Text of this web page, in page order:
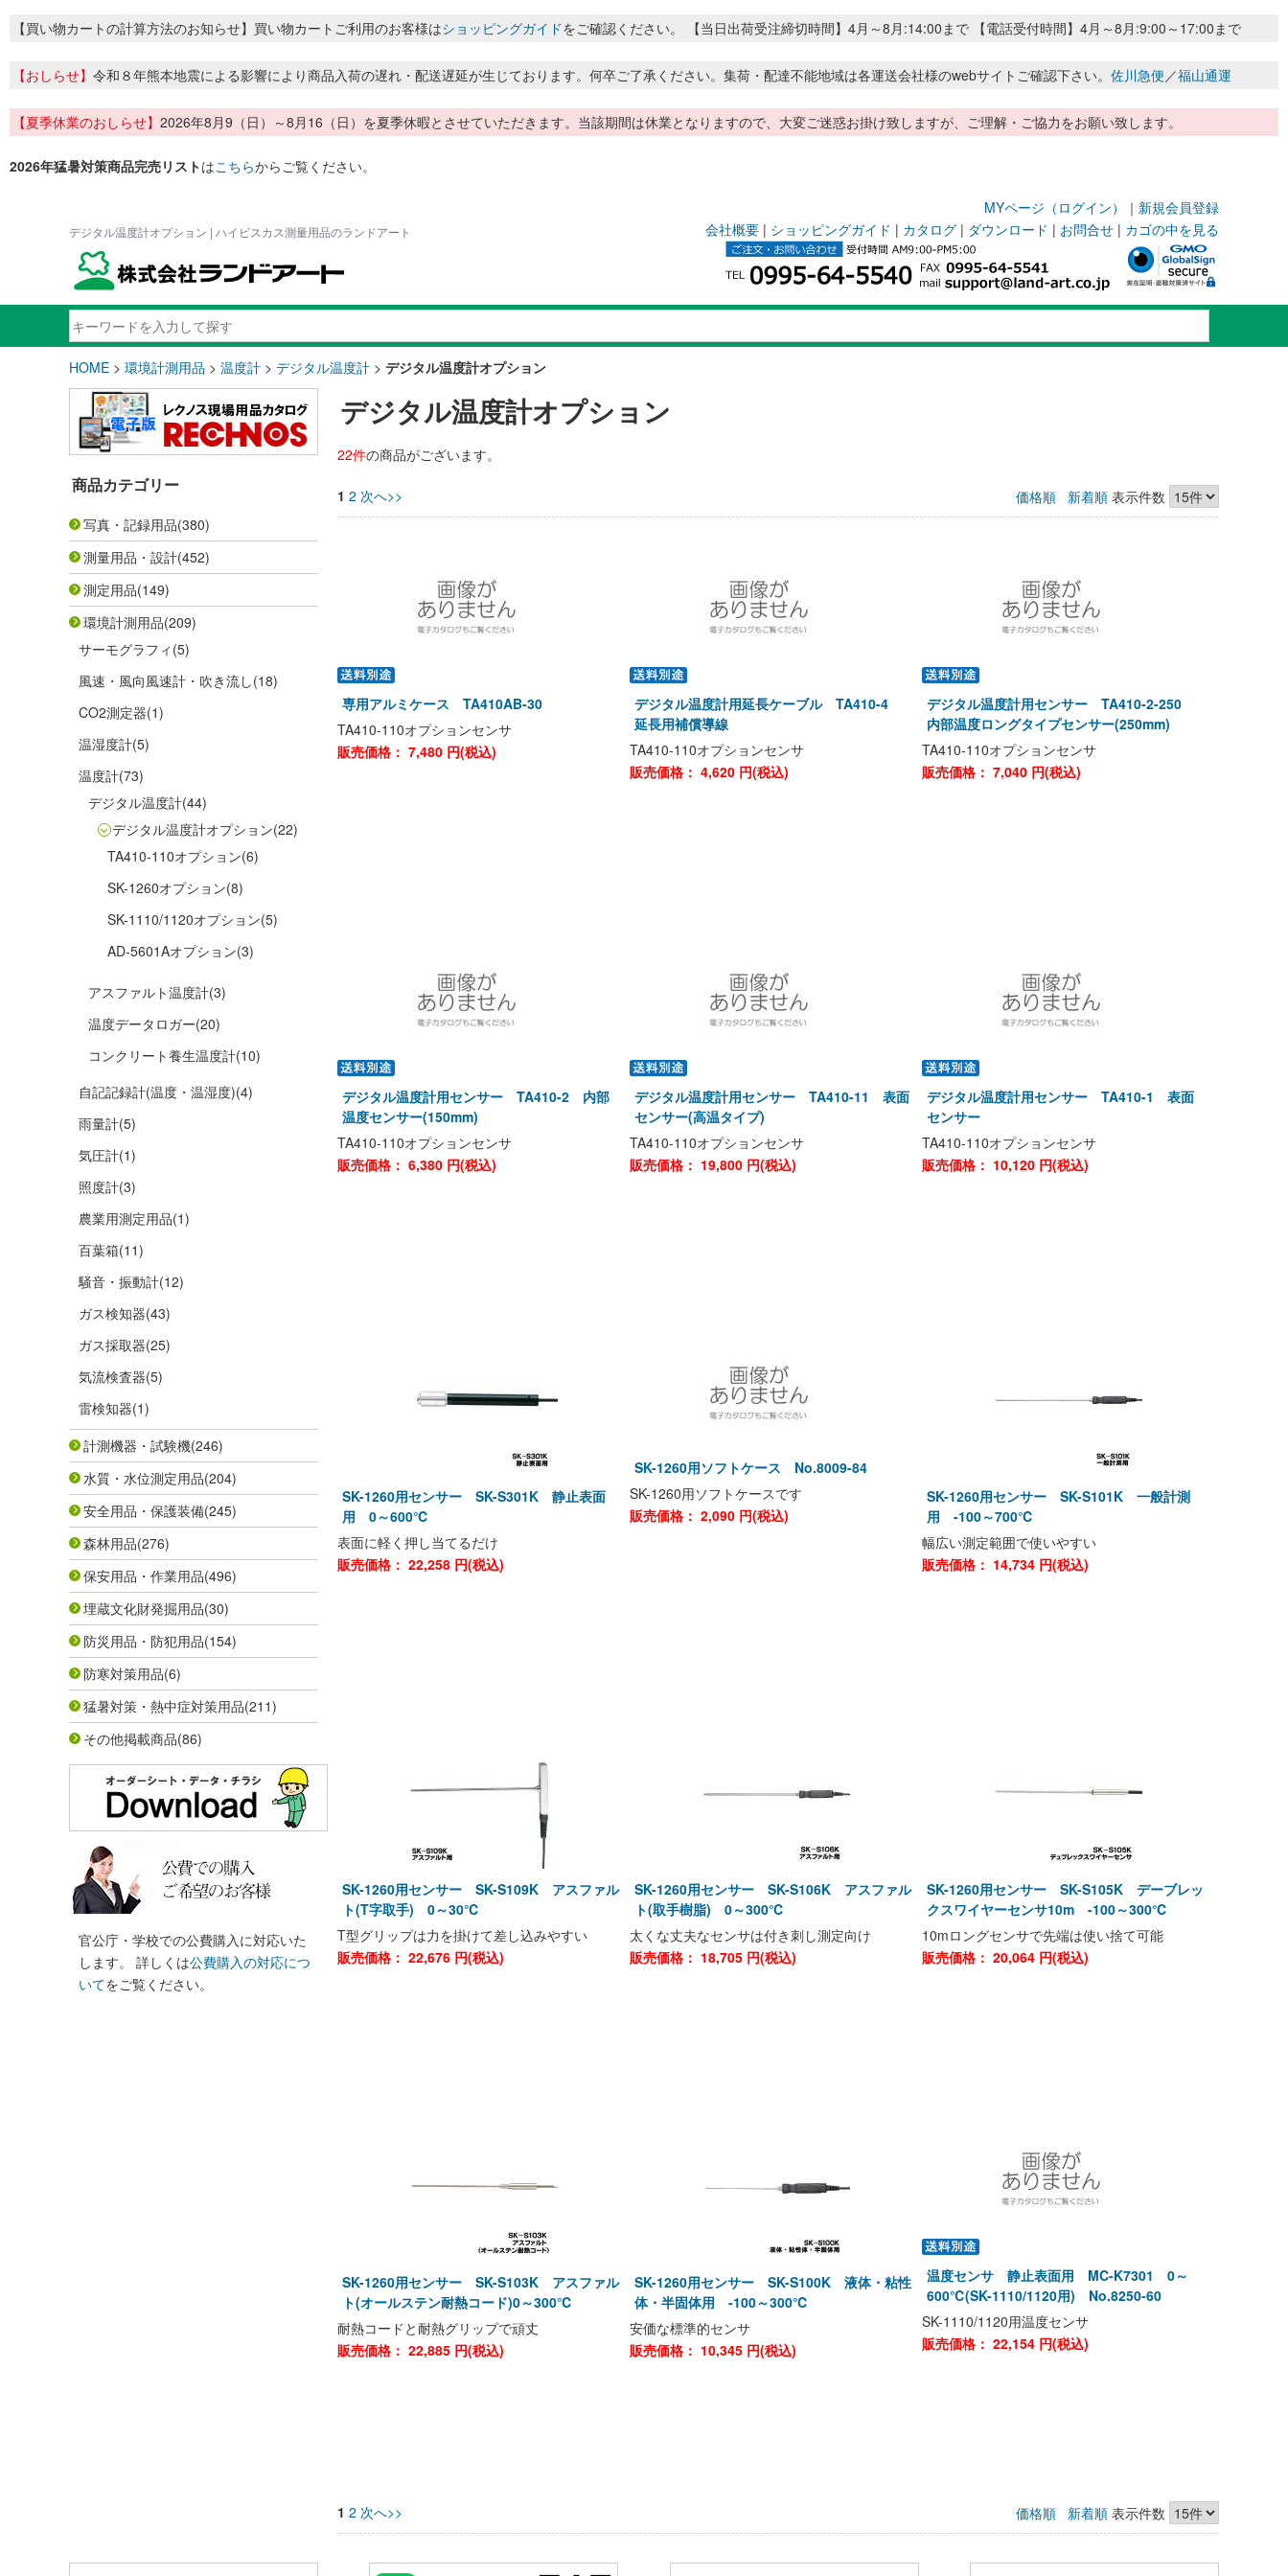
【買い物カートの計算方法のお知らせ】買い物カートご利用のお客様はショッピングガイドをご確認ください。 【当日出荷受注締切時間】4月～8月:14:00まで 【電話受付時間】4月～8月:9:00～17:00まで
【おしらせ】 令和８年熊本地震による影響により商品入荷の遅れ・配送遅延が生じております。何卒ご了承ください。集荷・配達不能地域は各運送会社様のwebサイトご確認下さい。 佐川急便／福山通運
【夏季休業のおしらせ】 2026年8月9（日）～8月16（日）を夏季休暇とさせていただきます。当該期間は休業となりますので、大変ご迷惑お掛け致しますが、ご理解・ご協力をお願い致します。
2026年猛暑対策商品完売リストはこちらからご覧ください。
MYページ（ログイン） ｜ 新規会員登録
デジタル温度計オプション | ハイビスカス測量用品のランドアート 会社概要 | ショッピングガイド | カタログ | ダウンロード | お問合せ | カゴの中を見る
HOME > 環境計測用品 > 温度計 > デジタル温度計 > デジタル温度計オプション
商品カテゴリー
写真・記録用品(380)
測量用品・設計(452)
測定用品(149)
環境計測用品(209)
サーモグラフィ (5)
風速・風向風速計・吹き流し(18)
CO2測定器(1)
温湿度計(5)
温度計(73)
デジタル温度計(44)
デジタル温度計オプション(22)
TA410-110オプション(6)
SK-1260オプション(8)
SK-1110/1120オプション(5)
AD-5601Aオプション(3)
アスファルト温度計(3)
温度データロガー(20)
コンクリート養生温度計(10)
自記記録計(温度・温湿度)(4)
雨量計(5)
気圧計(1)
照度計(3)
農業用測定用品(1)
百葉箱(11)
騒音・振動計(12)
ガス検知器(43)
ガス採取器(25)
気流検査器(5)
雷検知器(1)
計測機器・試験機(246)
水質・水位測定用品(204)
安全用品・保護装備(245)
森林用品(276)
保安用品・作業用品(496)
埋蔵文化財発掘用品(30)
防災用品・防犯用品(154)
防寒対策用品(6)
猛暑対策・熱中症対策用品(211)
その他掲載商品(86)
官公庁・学校での公費購入に対応いた
します。 詳しくは公費購入の対応につ
いてをご覧ください。
デジタル温度計オプション
22件の商品がございます。
価格順 新着順 表示件数
1 2 次へ>>
専用アルミケース TA410AB-30
TA410-110オプションセンサ
販売価格： 7,480 円(税込)
デジタル温度計用延長ケーブル TA410-4
延長用補償導線
TA410-110オプションセンサ
販売価格： 4,620 円(税込)
デジタル温度計用センサー TA410-2-250
内部温度ロングタイプセンサー(250mm)
TA410-110オプションセンサ
販売価格： 7,040 円(税込)
デジタル温度計用センサー TA410-2 内部
温度センサー(150mm)
TA410-110オプションセンサ
販売価格： 6,380 円(税込)
デジタル温度計用センサー TA410-11 表面
センサー(高温タイプ)
TA410-110オプションセンサ
販売価格： 19,800 円(税込)
デジタル温度計用センサー TA410-1 表面
センサー
TA410-110オプションセンサ
販売価格： 10,120 円(税込)
SK-1260用センサー SK-S301K 静止表面
用 0～600℃
表面に軽く押し当てるだけ
販売価格： 22,258 円(税込)
SK-1260用ソフトケース No.8009-84
SK-1260用ソフトケースです
販売価格： 2,090 円(税込)
SK-1260用センサー SK-S101K 一般計測
用 -100～700℃
幅広い測定範囲で使いやすい
販売価格： 14,734 円(税込)
SK-1260用センサー SK-S109K アスファル
ト(T字取手) 0～30℃
T型グリップは力を掛けて差し込みやすい
販売価格： 22,676 円(税込)
SK-1260用センサー SK-S106K アスファル
ト(取手樹脂) 0～300℃
太くな丈夫なセンサは付き刺し測定向け
販売価格： 18,705 円(税込)
SK-1260用センサー SK-S105K デーブレッ
クスワイヤーセンサ10m -100～300℃
10mロングセンサで先端は使い捨て可能
販売価格： 20,064 円(税込)
SK-1260用センサー SK-S103K アスファル
ト(オールステン耐熱コード)0～300℃
耐熱コードと耐熱グリップで頑丈
販売価格： 22,885 円(税込)
SK-1260用センサー SK-S100K 液体・粘性
体・半固体用 -100～300℃
安価な標準的センサ
販売価格： 10,345 円(税込)
温度センサ 静止表面用 MC-K7301 0～
600℃(SK-1110/1120用) No.8250-60
SK-1110/1120用温度センサ
販売価格： 22,154 円(税込)
価格順 新着順 表示件数
1 2 次へ>>